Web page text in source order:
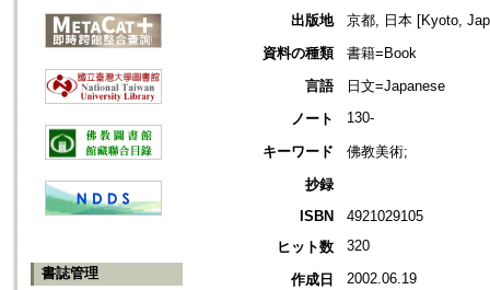
書誌管理
出版地
京都, 日本 [Kyoto,
資料の種類
書籍=Book
言語
日文=Japanese
ノート
130-
キーワード
佛教美術;
抄録
ISBN
4921029105
ヒット数
320
作成日 2002.06.19